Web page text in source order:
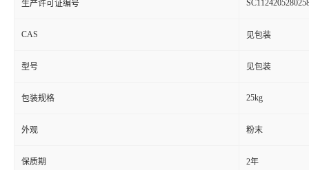
生产许可证编号
CAS 见包装
型号 见包装
包装规格 25kg
外观 粉末
保质期 2年